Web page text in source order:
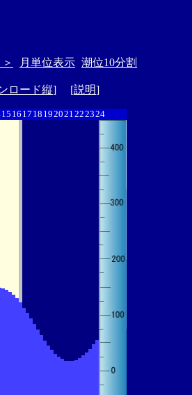
＞ 月単位表示 潮位10分割
ロード縦] [説明]
15 16 17 18 192021222324